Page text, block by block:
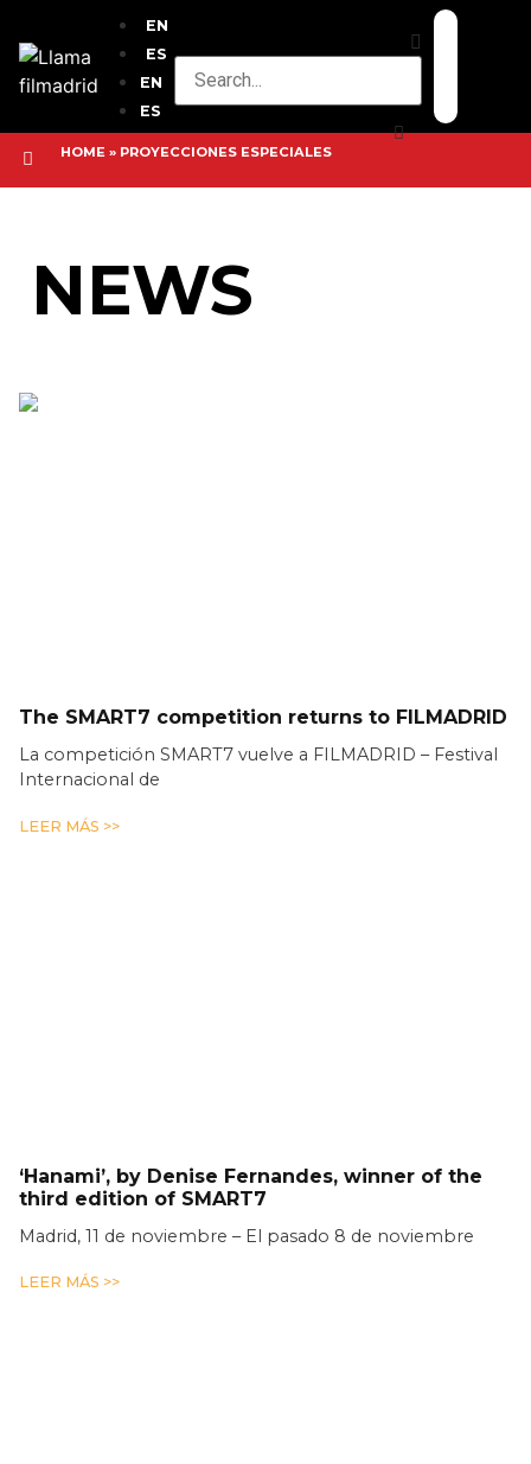
EN
ES
EN
ES
HOME » PROYECCIONES ESPECIALES
NEWS
The SMART7 competition returns to FILMADRID
La competición SMART7 vuelve a FILMADRID – Festival
Internacional de
LEER MÁS >>
‘Hanami’, by Denise Fernandes, winner of the
third edition of SMART7
Madrid, 11 de noviembre – El pasado 8 de noviembre
LEER MÁS >>